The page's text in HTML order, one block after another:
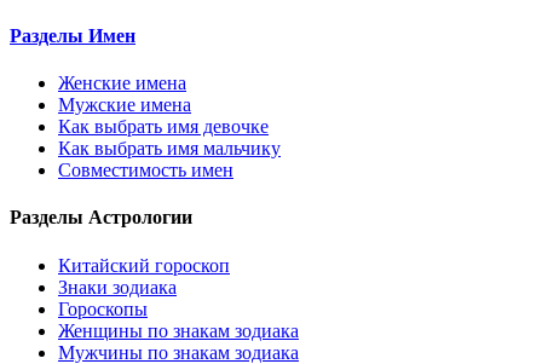
Разделы Имен
Женские имена
Мужские имена
Как выбрать имя девочке
Как выбрать имя мальчику
Совместимость имен
Разделы Астрологии
Китайский гороскоп
Знаки зодиака
Гороскопы
Женщины по знакам зодиака
Мужчины по знакам зодиака